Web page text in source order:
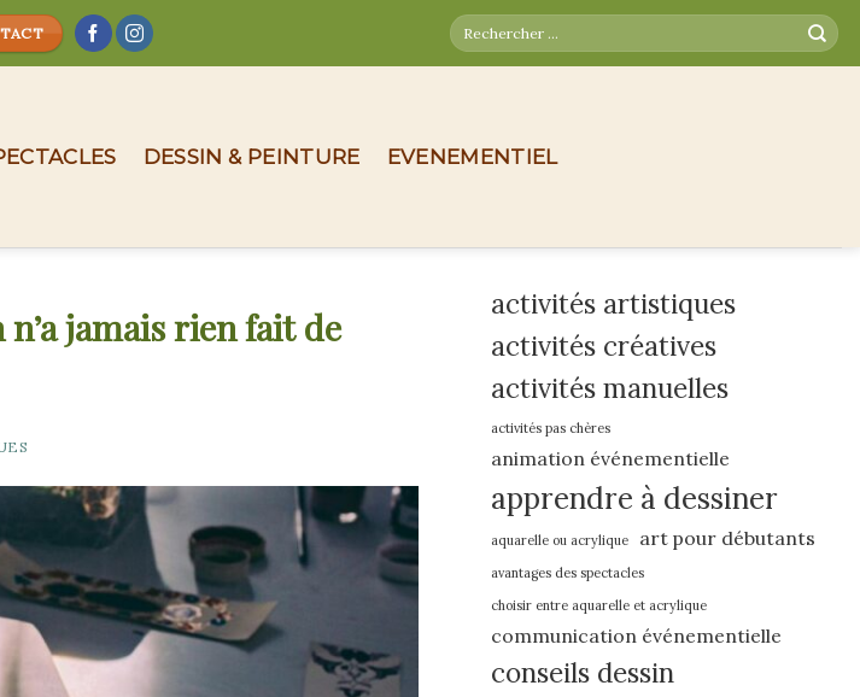
DESSIN & PEINTURE EVENEMENTIEL
jamais rien fait de
activités artistiques
activités créatives
activités manuelles
activités pas chères
animation événementielle
apprendre à dessiner
aquarelle ou acrylique art pour débutants
avantages des spectacles
choisir entre aquarelle et acrylique
communication événementielle
conseils dessin